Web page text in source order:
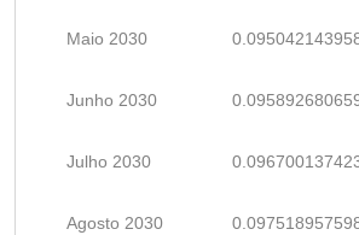
Maio 2030
Junho 2030
Julho 2030
Agosto 2030